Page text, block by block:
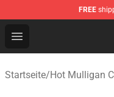
FREE
Open menu
Hot Mulligan
Startseite/Hot Mulligan